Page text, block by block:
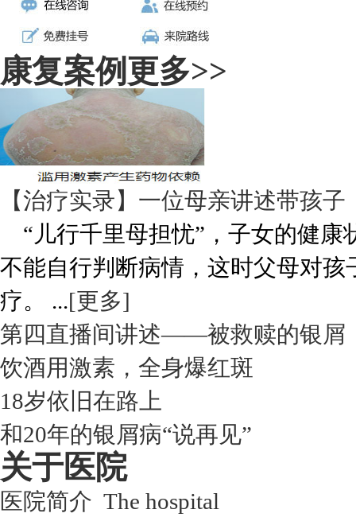
康复案例更多>>
【治疗实录】一位母亲讲述带孩子
“儿行千里母担忧”，子女的健康
不能自行判断病情，这时父母对
疗。 ...[更多]
第四直播间讲述——被救赎的银屑
饮酒用激素，全身爆红斑
18岁依旧在路上
和20年的银屑病“说再见”
关于医院
医院简介 The hospital